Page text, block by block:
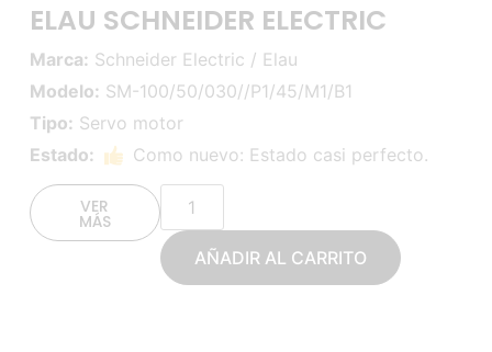
ELAU SCHNEIDER ELECTRIC
Marca: Schneider Electric / Elau
Modelo: SM-100/50/030//P1/45/M1/B1
Tipo: Servo motor
Estado:
Como nuevo: Estado casi perfecto.
VER
MÁS
AÑADIR AL CARRITO